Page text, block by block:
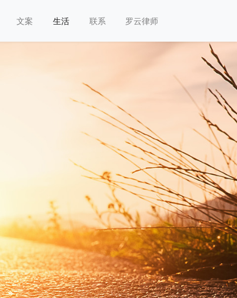
文案 生活 联系 罗云律师